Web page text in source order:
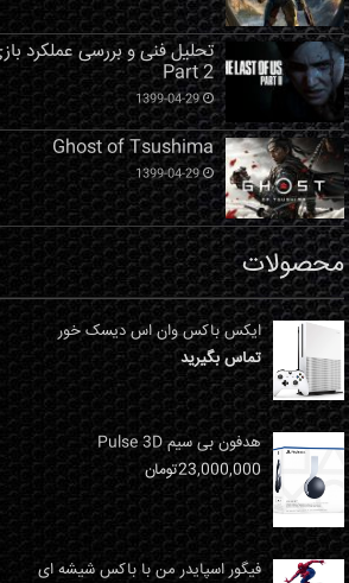
Part 2
1399-04-29
Ghost of Tsushima
1399-04-29
محصولات
ایکس باکس وان اس دیسک خور
تماس بگیرید
هدفون بی سیم Pulse 3D
23,000,000تومان
فیگور اسپایدر من با باکس شیشه ای